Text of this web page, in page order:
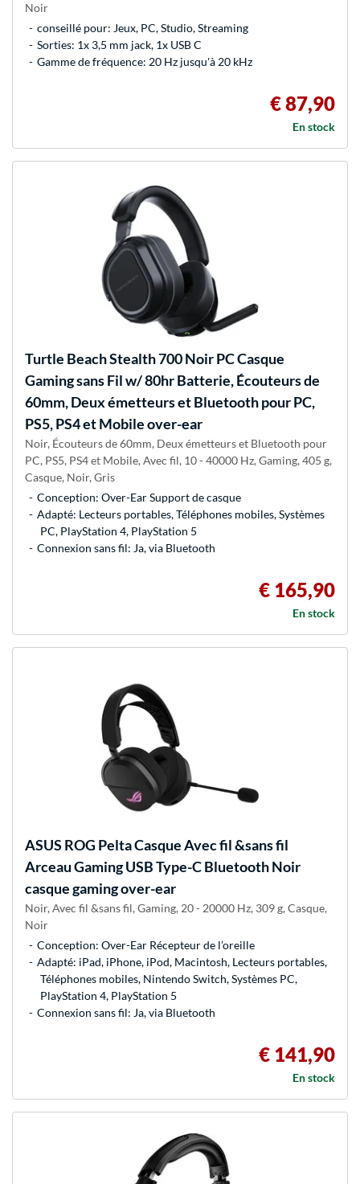
Noir
conseillé pour: Jeux, PC, Studio, Streaming
Sorties: 1x 3,5 mm jack, 1x USB C
Gamme de fréquence: 20 Hz jusqu'à 20 kHz
€ 87,90
En stock
Turtle BeachStealth 700 Noir PC Casque
Gaming sans Fil w/ 80hr Batterie, Écouteurs de
60mm, Deux émetteurs et Bluetooth pour PC,
PS5, PS4 et Mobile over-ear
Noir, Écouteurs de 60mm, Deux émetteurs et Bluetooth pour
PC, PS5, PS4 et Mobile, Avec fil, 10 - 40000 Hz, Gaming, 405 g,
Casque, Noir, Gris
Conception: Over-Ear Support de casque
Adapté: Lecteurs portables, Téléphones mobiles, Systèmes
PC, PlayStation 4, PlayStation 5
Connexion sans fil: Ja, via Bluetooth
€ 165,90
En stock
ASUS ROG Pelta Casque Avec fil &sans fil
Arceau Gaming USB Type-C Bluetooth Noir
casque gaming over-ear
Noir, Avec fil &sans fil, Gaming, 20 - 20000 Hz, 309 g, Casque,
Noir
Conception: Over-Ear Récepteur de l’oreille
Adapté: iPad, iPhone, iPod, Macintosh, Lecteurs portables,
Téléphones mobiles, Nintendo Switch, Systèmes PC,
PlayStation 4, PlayStation 5
Connexion sans fil: Ja, via Bluetooth
€ 141,90
En stock